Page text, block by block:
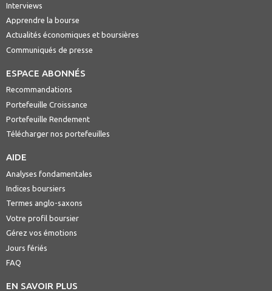
Interviews
Apprendre la bourse
Actualités économiques et boursières
Communiqués de presse
ESPACE ABONNÉS
Recommandations
Portefeuille Croissance
Portefeuille Rendement
Télécharger nos portefeuilles
AIDE
Analyses fondamentales
Indices boursiers
Termes anglo-saxons
Votre profil boursier
Gérez vos émotions
Jours fériés
FAQ
EN SAVOIR PLUS